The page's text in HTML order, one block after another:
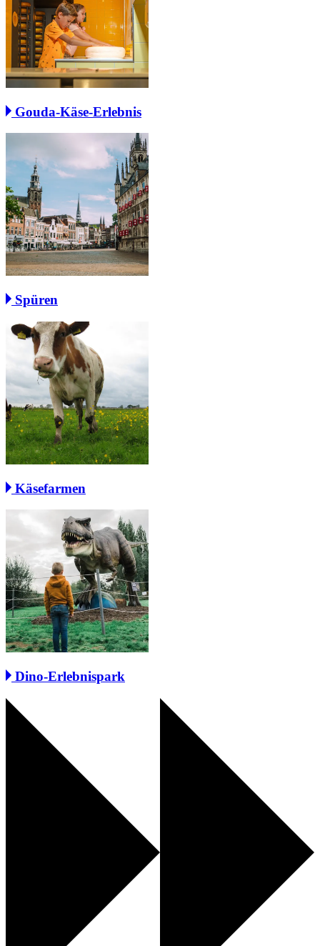
Gouda-Käse-Erlebnis
Spüren
Käsefarmen
Dino-Erlebnispark